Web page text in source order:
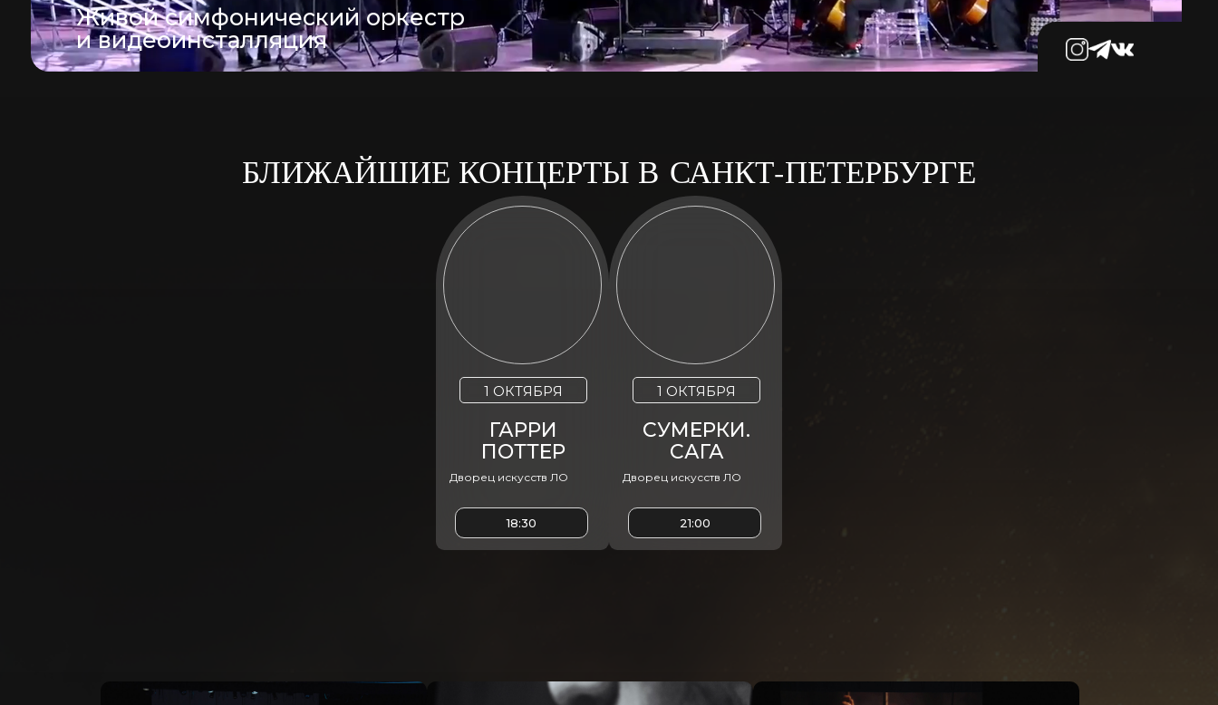
Живой симфонический оркестр
и видеоинсталляция
БЛИЖАЙШИЕ КОНЦЕРТЫ В САНКТ-ПЕТЕРБУРГЕ
18:30
1 ОКТЯБРЯ
ГАРРИ
ПОТТЕР
Дворец искусств ЛО
21:00
1 ОКТЯБРЯ
СУМЕРКИ.
САГА
Дворец искусств ЛО